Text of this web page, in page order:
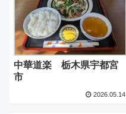
中華道楽 栃木県宇都宮
市
2026.05.14